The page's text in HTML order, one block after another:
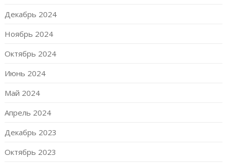
Декабрь 2024
Ноябрь 2024
Октябрь 2024
Июнь 2024
Май 2024
Апрель 2024
Декабрь 2023
Октябрь 2023